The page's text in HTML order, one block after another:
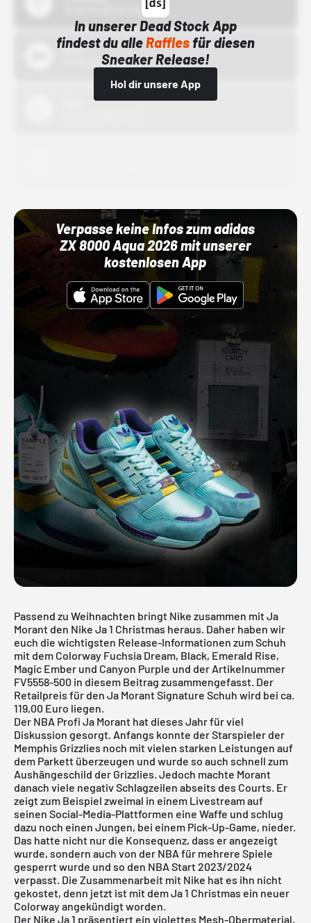
In unserer Dead Stock App
findest du alleRafflesfür diesen
Sneaker Release!
Hol dir unsere App
Bstn
01.10.22 00:00 Uhr
Verpasse keine Infos zum adidas
ZX 8000 Aqua 2026 mit unserer
kostenlosen App
Passend zu Weihnachten bringt Nike zusammen mit Ja
Morant den Nike Ja 1 Christmas heraus. Daher haben wir
euch die wichtigsten Release-Informationen zum Schuh
mit dem Colorway Fuchsia Dream, Black, Emerald Rise,
Magic Ember und Canyon Purple und der Artikelnummer
FV5558-500 in diesem Beitrag zusammengefasst. Der
Retailpreis für den Ja Morant Signature Schuh wird bei ca.
119,00 Euro liegen.
Der NBA Profi Ja Morant hat dieses Jahr für viel
Diskussion gesorgt. Anfangs konnte der Starspieler der
Memphis Grizzlies noch mit vielen starken Leistungen auf
dem Parkett überzeugen und wurde so auch schnell zum
Aushängeschild der Grizzlies. Jedoch machte Morant
danach viele negativ Schlagzeilen abseits des Courts. Er
zeigt zum Beispiel zweimal in einem Livestream auf
seinen Social-Media-Plattformen eine Waffe und schlug
dazu noch einen Jungen, bei einem Pick-Up-Game, nieder.
Das hatte nicht nur die Konsequenz, dass er angezeigt
wurde, sondern auch von der NBA für mehrere Spiele
gesperrt wurde und so den NBA Start 2023/2024
verpasst. Die Zusammenarbeit mit Nike hat es ihn nicht
gekostet, denn jetzt ist mit dem Ja 1 Christmas ein neuer
Colorway angekündigt worden.
Der Nike Ja 1 präsentiert ein violettes Mesh-Obermaterial,